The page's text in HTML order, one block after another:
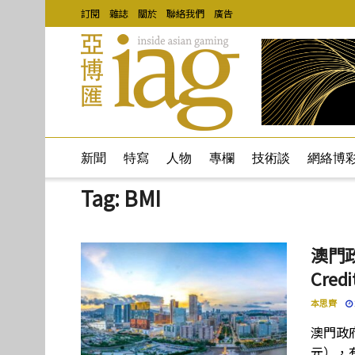
訂閱 雜誌 關於 聯絡我們 廣告
新聞 特寫 人物 專欄 技術談 網絡博
Tag: BMI
澳門
本思齊
澳門政